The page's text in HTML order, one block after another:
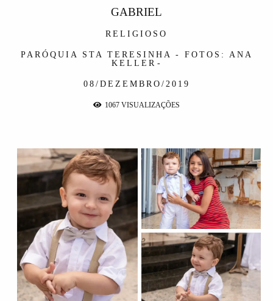
RELIGIOSO
PARÓQUIA STA TERESINHA - FOTOS: ANA
KELLER
08/DEZEMBRO/2019
GABRIEL
1067 VISUALIZAÇÕES